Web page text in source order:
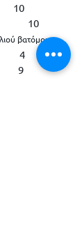
10
βατόμουρο
4
9